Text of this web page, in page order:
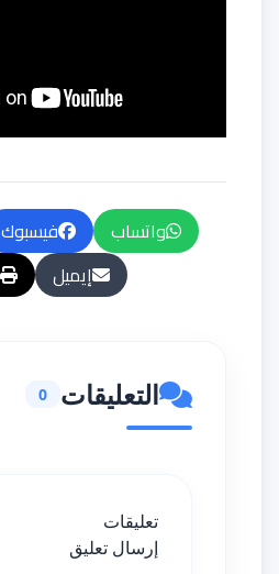
واتساب فيسبوك
إيميل
التعليقات 0
تعليقات
إرسال تعليق